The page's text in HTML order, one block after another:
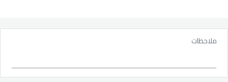
ملاحظات